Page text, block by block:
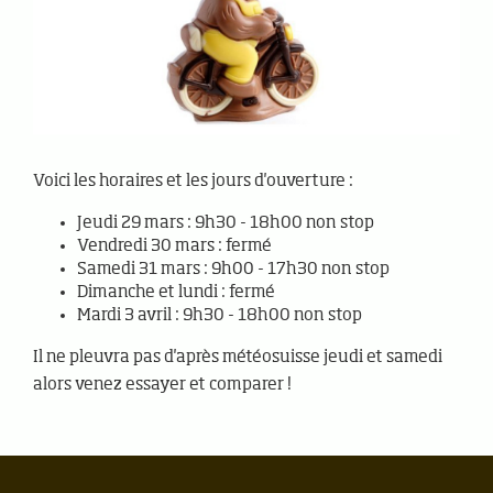
Voici les horaires et les jours d'ouverture :
Jeudi 29 mars : 9h30 - 18h00 non stop
Vendredi 30 mars : fermé
Samedi 31 mars : 9h00 - 17h30 non stop
Dimanche et lundi : fermé
Mardi 3 avril : 9h30 - 18h00 non stop
Il ne pleuvra pas d'après météosuisse jeudi et samedi
alors venez essayer et comparer !